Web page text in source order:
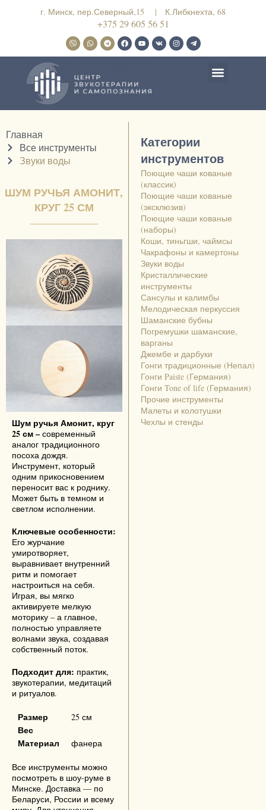
г. Минск, пер.Северный,15 | К.Либкнехта, 68
+375 29 605 56 51
Главная
Все инструменты
Звуки воды
ШУМ РУЧЬЯ АМОНИТ,
КРУГ 25 СМ
Шум ручья Амонит, круг
25 см – современный
аналог традиционного
посоха дождя.
Инструмент, который
одним прикосновением
переносит вас к роднику.
Может быть в темном и
светлом исполнении.
Ключевые особенности:
Его журчание
умиротворяет,
выравнивает внутренний
ритм и помогает
настроиться на себя.
Играя, вы мягко
активируете мелкую
моторику – а главное,
полностью управляете
волнами звука, создавая
собственный поток.
Подходит для: практик,
звукотерапии, медитаций
и ритуалов.
Размер 25 см
Вес
Материал
фанера
Все инструменты можно
посмотреть в шоу-руме в
Минске. Доставка — по
Беларуси, России и всему
Категории
инструментов
Поющие чаши кованые
(классик)
Поющие чаши кованые
(эксклюзив)
Поющие чаши кованые
(наборы)
Коши, тиньгши, чаймсы
Чакрафоны и камертоны
Звуки воды
Кристаллические
инструменты
Сансулы и калимбы
Мелодическая перкуссия
Шаманские бубны
Погремушки шаманские,
варганы
Джембе и дарбуки
Гонги традиционные (Непал)
Гонги Paiste (Германия)
Гонги Tone of life (Германия)
Прочие инструменты
Малеты и колотушки
Чехлы и стенды